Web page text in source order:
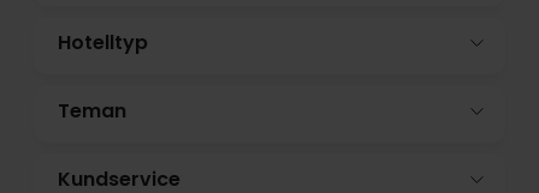
Hotelltyp
Teman
Kundservice